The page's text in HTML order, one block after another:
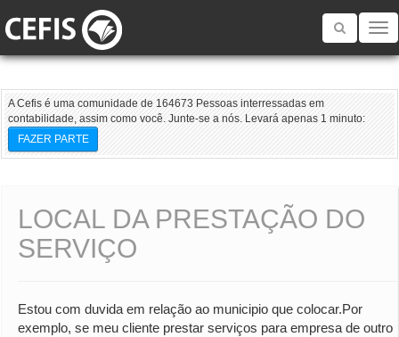
Toggle
A Cefis é uma comunidade de 164673 Pessoas interressadas em
contabilidade, assim como você. Junte-se a nós. Levará apenas 1 minuto:
FAZER PARTE
LOCAL DA PRESTAÇÃO DO
SERVIÇO
Estou com duvida em relação ao municipio que colocar.Por
exemplo, se meu cliente prestar serviços para empresa de outro